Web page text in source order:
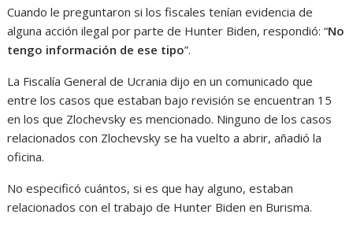
Cuando le preguntaron si los fiscales tenían evidencia de
alguna acción ilegal por parte de Hunter Biden, respondió: “No
tengo información de ese tipo”.
La Fiscalía General de Ucrania dijo en un comunicado que
entre los casos que estaban bajo revisión se encuentran 15
en los que Zlochevsky es mencionado. Ninguno de los casos
relacionados con Zlochevsky se ha vuelto a abrir, añadió la
oficina.
No especificó cuántos, si es que hay alguno, estaban
relacionados con el trabajo de Hunter Biden en Burisma.